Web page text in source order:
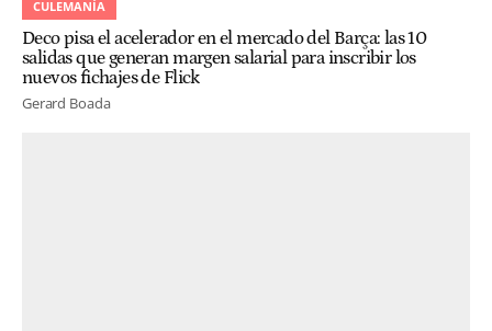
CULEMANÍA
Deco pisa el acelerador en el mercado del Barça: las 10
salidas que generan margen salarial para inscribir los
nuevos fichajes de Flick
Gerard Boada